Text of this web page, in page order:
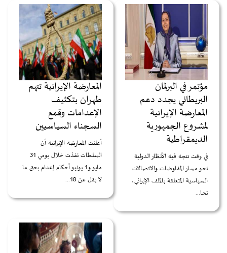
مؤتمر في البرلمان
البريطاني يجدد دعم
المعارضة الإيرانية
لمشروع الجمهورية
الديمقراطية
في وقت تتجه فيه الأنظار الدولية
نحو مسار المفاوضات والاتصالات
السياسية المتعلقة بالملف الإيراني،
تحا...
المعارضة الإيرانية تتهم
طهران بتكثيف
الإعدامات وقمع
السجناء السياسيين
أعلنت المعارضة الإيرانية أن
السلطات نفذت خلال يومي 31
مايو و1 يونيو أحكام إعدام بحق ما
لا يقل عن 18...